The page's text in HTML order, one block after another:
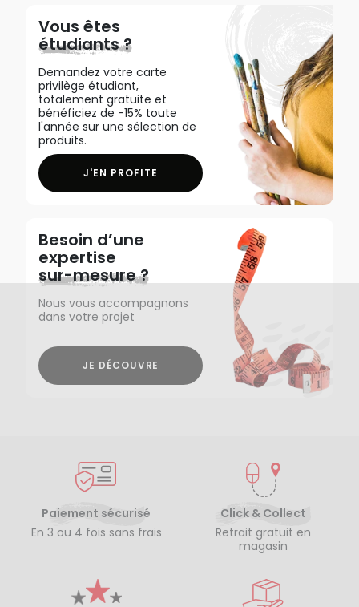
Vous êtes
étudiants ?
Demandez votre carte
privilège étudiant,
totalement gratuite et
bénéficiez de -15% toute
l'année sur une sélection de
produits.
J'EN PROFITE
Besoin d’une
expertise
sur-mesure ?
Nous vous accompagnons
dans votre projet
JE DÉCOUVRE
Paiement sécurisé
En 3 ou 4 fois sans frais
Click & Collect
Retrait gratuit en
magasin